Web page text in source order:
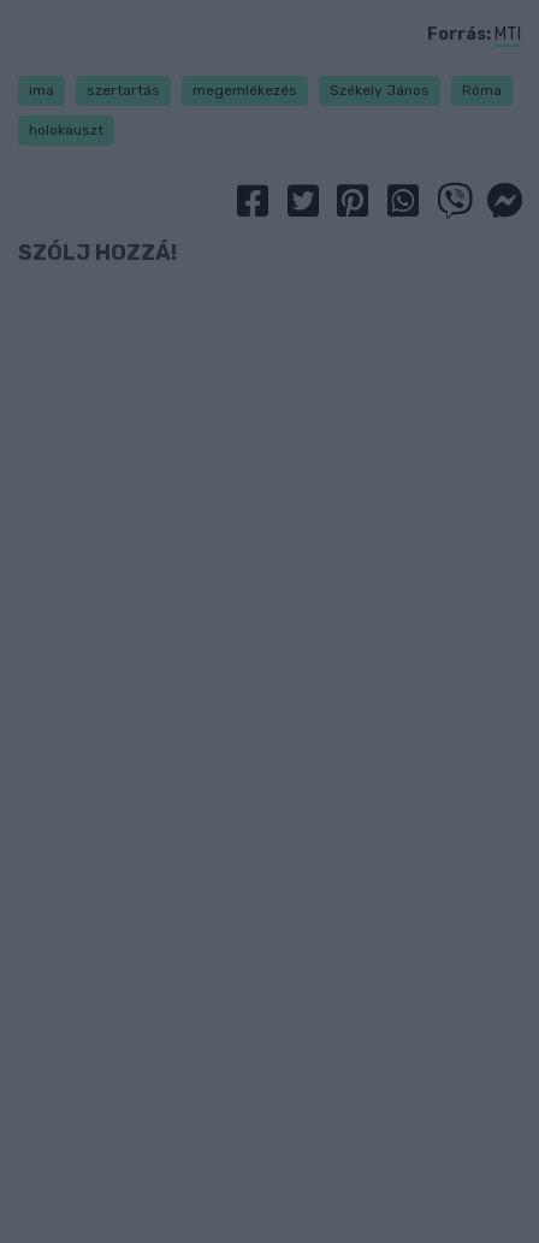
Forrás: MTI
ima szertartás megemlékezés Székely János Róma
holokauszt
SZÓLJ HOZZÁ!